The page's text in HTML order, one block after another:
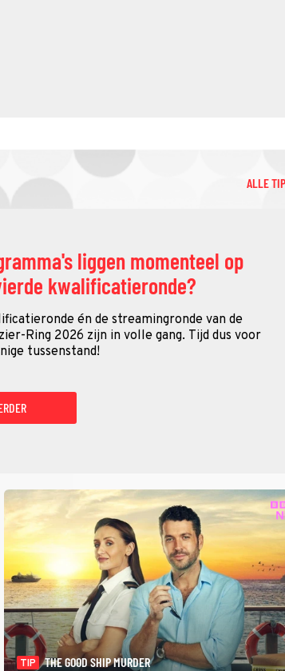
ALLE
liggen momenteel op
kwalificatieronde?
én de streamingronde van de
Ring 2026 zijn in volle gang. Tijd dus voor
tussenstand!
TIP
THE GOOD SHIP MURDER